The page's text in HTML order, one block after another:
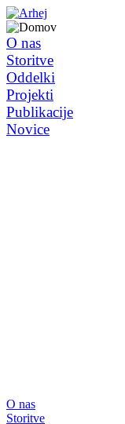
O nas
Storitve
Oddelki
Projekti
Publikacije
Novice
O nas
Storitve